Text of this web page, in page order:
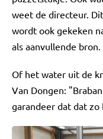
weet de directeur.
wordt ook gekeken
als aanvullende bron.
Of het water uit de
Van Dongen:
garandeer dat dat